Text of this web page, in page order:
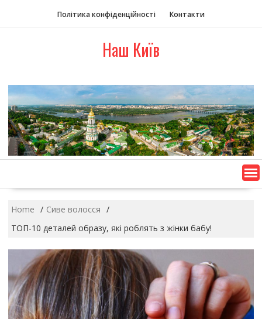
t
Політика конфіденційності Контакти
Наш Київ
Home
Сиве волосся
ТОП-10 деталей образу, які роблять з жінки бабу!